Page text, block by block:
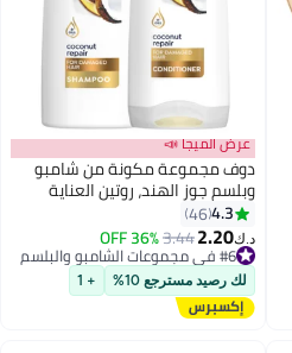
عرض الميجا 📣
دوف مجموعة مكونة من شامبو
وبلسم جوز الهند، روتين العناية
بالتلف 400+320ملليلتر
4.3
46
د.ك‏2.20
3.44
36% OFF #6 في مجموعات الشامبو والبلسم
تم بيع +140 مؤخرًا
#6 في مجموعات الشامبو والبلسم
لك رصيد مسترجع 10% + 1